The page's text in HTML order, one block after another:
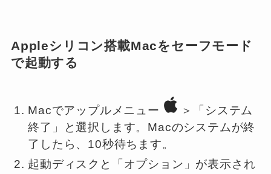
Appleシリコン搭載Macをセーフモード
で起動する
Macでアップルメニュー
＞「システム
終了」と選択します。Macのシステムが終
了したら、10秒待ちます。
起動ディスクと「オプション」が表示され